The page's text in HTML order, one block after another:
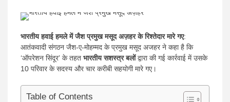
भारतीय हवाई हमले में जैश प्रमुख मसूद अज़हर के रिश्तेदार मारे गए:
आतंकवादी संगठन जैश-ए-मोहम्मद के प्रमुख मसूद अजहर ने कहा है कि
‘ऑपरेशन सिंदूर’ के तहत भारतीय सशस्त्र बलोंद्वारा की गई कार्रवाई में उसके
10 परिवार के सदस्य और चार करीबी सहयोगी मारे गए।
Table of Contents